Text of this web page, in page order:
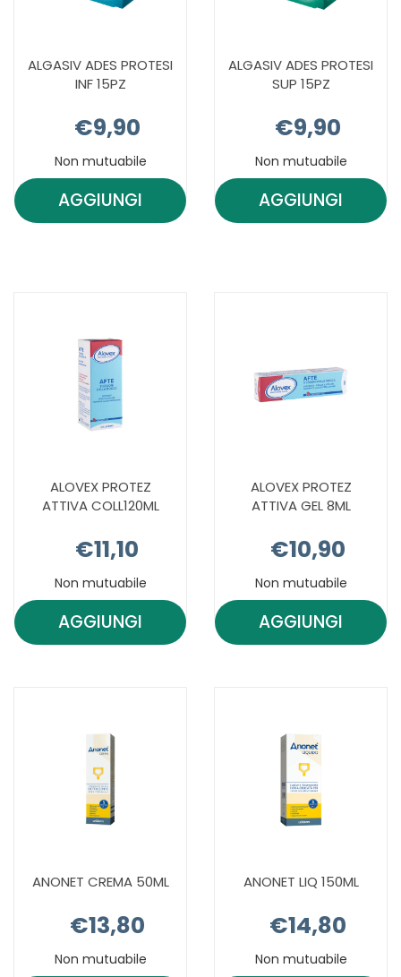
ALGASIV ADES PROTESI
INF 15PZ
€9,90
Non mutuabile
AGGIUNGIAGGIUNGI ALGASIV
CARRELLO
ALGASIV ADES PROTESI
SUP 15PZ
€9,90
Non mutuabile
AGGIUNGIAGGIUNGI
ALOVEX PROTEZ
ATTIVA COLL120ML
€11,10
Non mutuabile
AGGIUNGIAGGIUNGI ALOVEX
CARRELLO
ALOVEX PROTEZ
ATTIVA GEL 8ML
€10,90
Non mutuabile
AGGIUNGIAGGIUNGI
8ML AL
CARRELLO
ANONET CREMA 50ML
€13,80
Non mutuabile
ANONET LIQ 150ML
€14,80
Non mutuabile